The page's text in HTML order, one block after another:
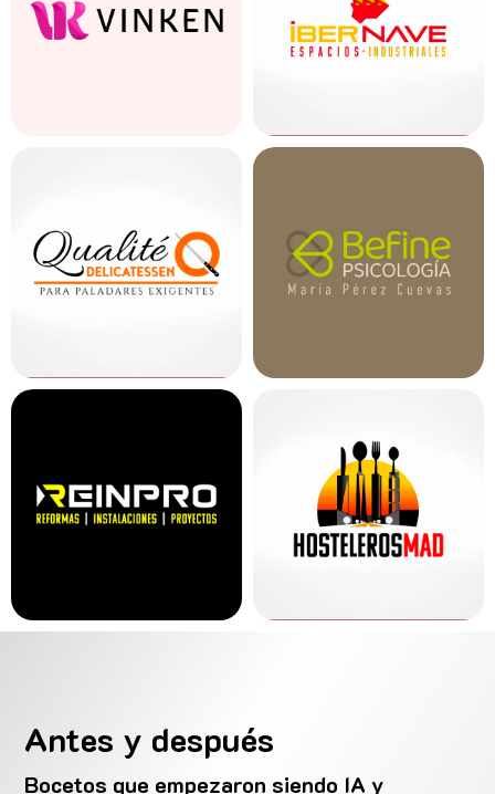
Antes y después
Bocetos que empezaron siendo IA y